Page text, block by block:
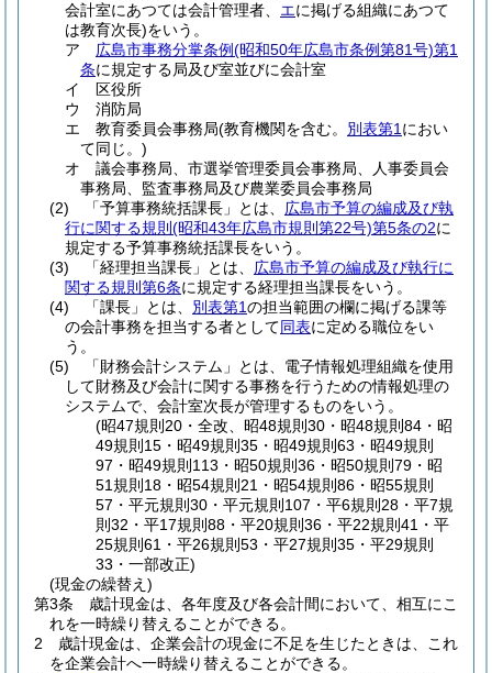
会計室にあつては会計管理者、 エに掲げる組織にあつて
は教育次長)をいう。
ア
広島市事務分掌条例(昭和50年広島市条例第81号)第1
条に規定する局及び室並びに会計室
イ
区役所
ウ
消防局
エ
教育委員会事務局(教育機関を含む。 別表第1 におい
て同じ。)
オ
議会事務局、市選挙管理委員会事務局、人事委員会
事務局、監査事務局及び農業委員会事務局
(2)
「予算事務統括課長」とは、 広島市予算の編成及び執
行に関する規則 (昭和43年広島市規則第22号)第5条の2に
規定する予算事務統括課長をいう。
(3)
「経理担当課長」とは、 広島市予算の編成及び執行に
関する規則第6条に規定する経理担当課長をいう。
(4)
「課長」とは、 別表第1の担当範囲の欄に掲げる課等
の会計事務を担当する者として同表に定める職位をい
う。
(5)
「財務会計システム」とは、電子情報処理組織を使用
して財務及び会計に関する事務を行うための情報処理の
システムで、会計室次長が管理するものをいう。
(昭47規則20・全改、昭48規則30・昭48規則84・昭
49規則15・昭49規則35・昭49規則63・昭49規則
97・昭49規則113・昭50規則36・昭50規則79・昭
51規則18・昭54規則21・昭54規則86・昭55規則
57・平元規則30・平元規則107・平6規則28・平7規
則32・平17規則88・平20規則36・平22規則41・平
25規則61・平26規則53・平27規則35・平29規則
33・一部改正)
(現金の繰替え)
第3条
歳計現金は、各年度及び各会計間において、相互にこ
れを一時繰り替えることができる。
2
歳計現金は、企業会計の現金に不足を生じたときは、これ
を企業会計へ一時繰り替えることができる。